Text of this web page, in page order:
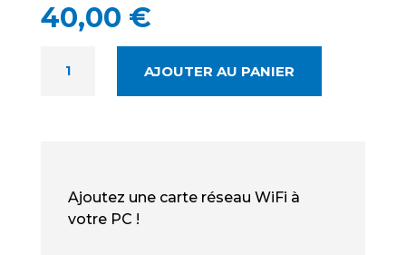
40,00 €
CARTE
AJOUTER AU PANIER
Ajoutez une carte réseau WiFi à
votre PC !